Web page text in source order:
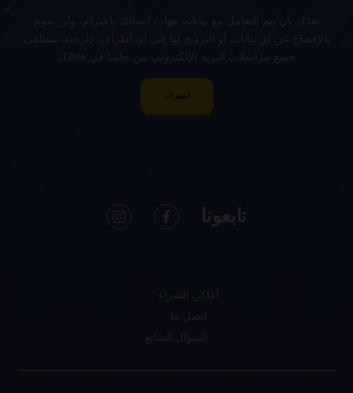
نعدك بأن يتم التعامل مع بيانات جهات اتصالك باحترام، ولن نقوم
بالإفصاح عن أي بيانات أو الترويج لها إلى أي أطراف خارجية. ستتلقى
جميع مراسلات البريد الإلكتروني من جانبنا في Tilda.
اشتراك
تابعونا
أماكن الشراء
اتصل بنا
السؤال الشائع